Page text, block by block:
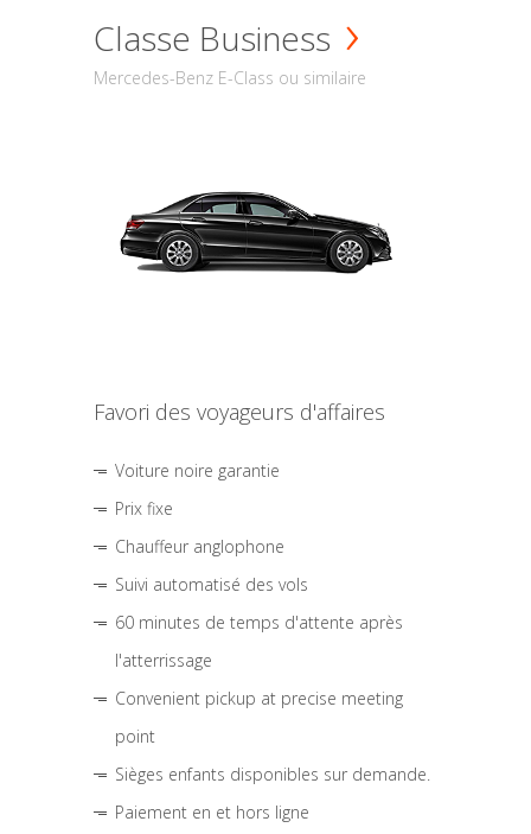
Classe Business
Mercedes-Benz E-Class ou similaire
Favori des voyageurs d'affaires
Voiture noire garantie
Prix fixe
Chauffeur anglophone
Suivi automatisé des vols
60 minutes de temps d'attente après
l'atterrissage
Convenient pickup at precise meeting
point
Sièges enfants disponibles sur demande.
Paiement en et hors ligne